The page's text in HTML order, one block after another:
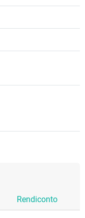
Rendiconto